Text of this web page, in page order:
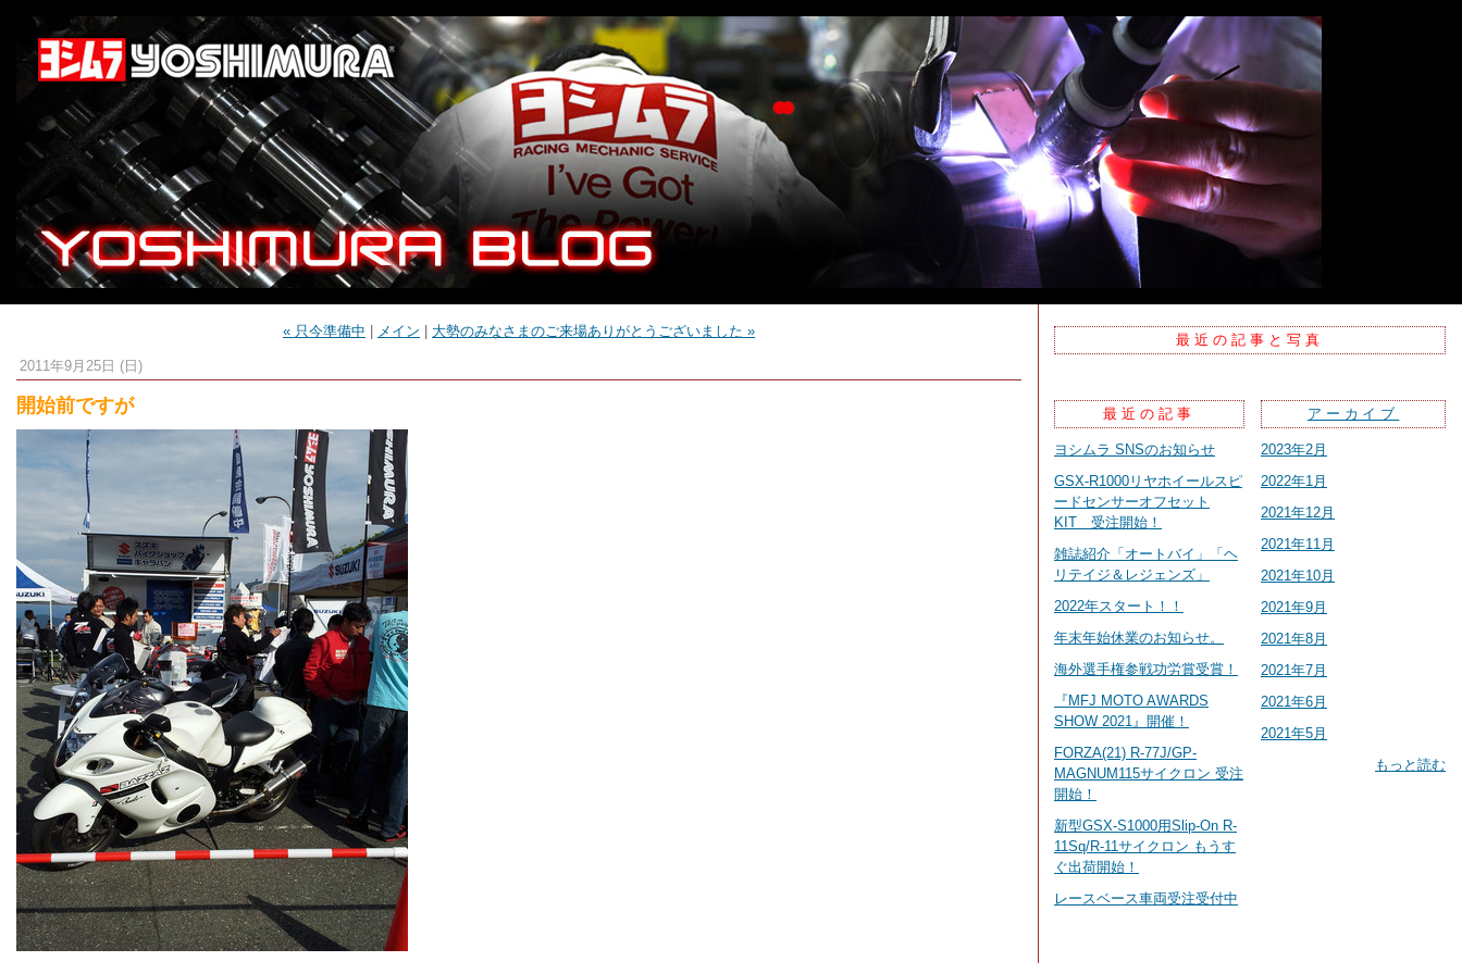
« 只今準備中 メイン 大勢のみなさまのご来場ありがとうございました »
2011年9月25日 (日)
開始前ですが
最近の記事と写真
最近の記事
ヨシムラ SNSのお知らせ
GSX-R1000リヤホイールスピ
ードセンサーオフセット
KIT 受注開始！
雑誌紹介「オートバイ」「ヘ
リテイジ＆レジェンズ」
2022年スタート！！
年末年始休業のお知らせ。
海外選手権参戦功労賞受賞！
『MFJ MOTO AWARDS
SHOW 2021』開催！
FORZA(21) R-77J/GP-
MAGNUM115サイクロン 受注
開始！
新型GSX-S1000用Slip-On R-
11Sq/R-11サイクロン もうす
ぐ出荷開始！
レースベース車両受注受付中
アーカイブ
2023年2月
2022年1月
2021年12月
2021年11月
2021年10月
2021年9月
2021年8月
2021年7月
2021年6月
2021年5月
もっと読む